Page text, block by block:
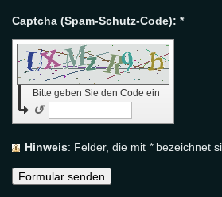
Captcha (Spam-Schutz-Code): *
Bitte geben Sie den Code ein
↺
Hinweis : Felder, die mit *bezeichnet